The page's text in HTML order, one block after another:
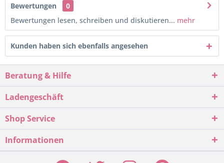
Bewertungen
0
Bewertungen lesen, schreiben und diskutieren... mehr
Kunden haben sich ebenfalls angesehen
Beratung & Hilfe
Ladengeschäft
Shop Service
Informationen